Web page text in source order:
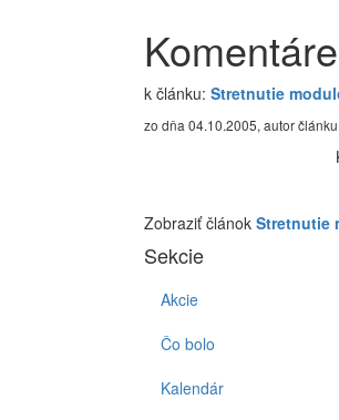
Komentáre
k článku: Stretnutie
zo dňa 04.10.2005, autor
Zobraziť článok Stretnutie
Sekcie
Akcie
Čo bolo
Kalendár